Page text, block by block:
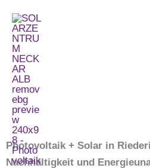
Inhalt
springen
Photovoltaik + Solar in
Nachhaltigkeit und